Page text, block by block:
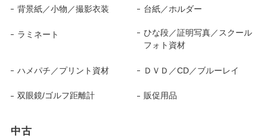
背景紙／小物／撮影衣装 台紙／ホルダー
ラミネート
ひな段／証明写真／スクール
フォト資材
ハメパチ／プリント資材 ＤＶＤ／CD／ブルーレイ
双眼鏡/ゴルフ距離計 販促用品
中古